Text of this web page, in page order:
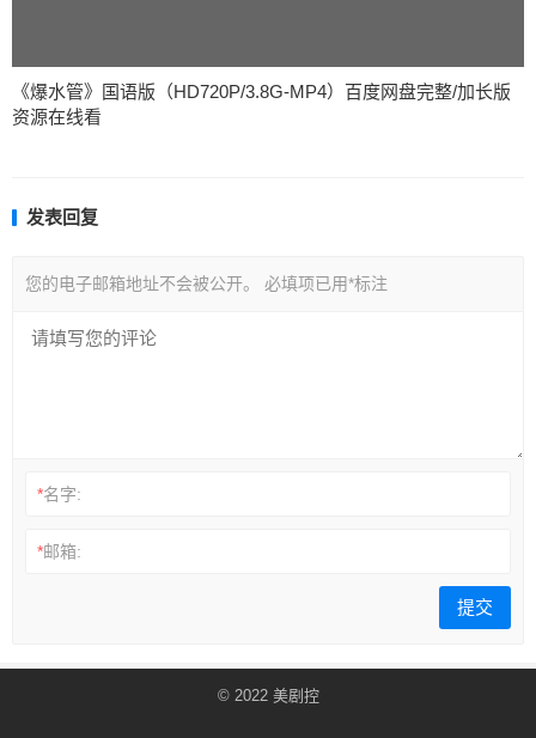
《爆水管》国语版（HD720P/3.8G-MP4）百度网盘完整/加长版
资源在线看
发表回复
您的电子邮箱地址不会被公开。 必填项已用*标注
*名字:
*邮箱:
© 2022 美剧控